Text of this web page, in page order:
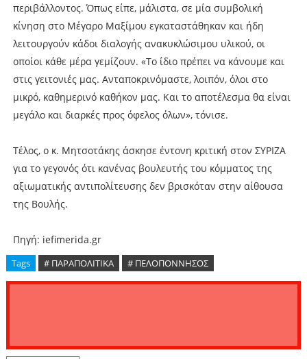
περιβάλλοντος. Όπως είπε, μάλιστα, σε μία συμβολική
κίνηση στο Μέγαρο Μαξίμου εγκαταστάθηκαν και ήδη
λειτουργούν κάδοι διαλογής ανακυκλώσιμου υλικού, οι
οποίοι κάθε μέρα γεμίζουν. «Το ίδιο πρέπει να κάνουμε και
στις γειτονιές μας. Ανταποκρινόμαστε, λοιπόν, όλοι στο
μικρό, καθημερινό καθήκον μας. Και το αποτέλεσμα θα είναι
μεγάλο και διαρκές προς όφελος όλων», τόνισε.
Τέλος, ο κ. Μητσοτάκης άσκησε έντονη κριτική στον ΣΥΡΙΖΑ
για το γεγονός ότι κανένας βουλευτής του κόμματος της
αξιωματικής αντιπολίτευσης δεν βρισκόταν στην αίθουσα
της Βουλής.
Πηγή: iefimerida.gr
Tags # ΠΑΡΑΠΟΛΙΤΙΚΑ # ΠΕΛΟΠΟΝΝΗΣΟΣ